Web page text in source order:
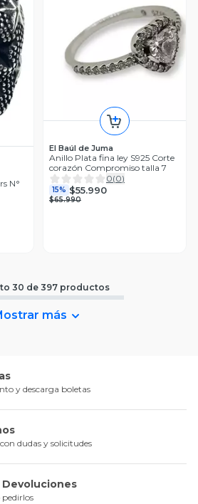
N°
El Baúl de Juma
Anillo Plata fina ley S925 Corte
corazón Compromiso talla 7
0(0)
15% $55.990
$65.990
30 de 397 productos
más
y descarga boletas
dudas y solicitudes
Devoluciones